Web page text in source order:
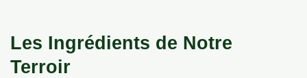
Les Ingrédients de Notre
Terroir